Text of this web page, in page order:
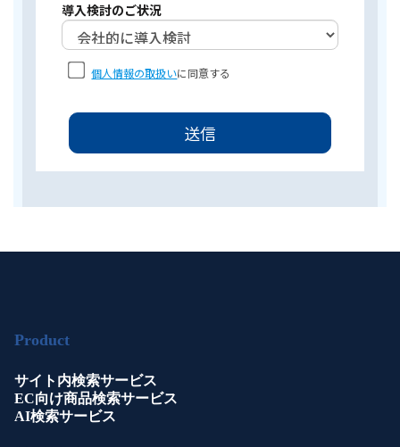
導入検討のご状況
個人情報の取扱いに同意する
Product
サイト内検索サービス
EC向け商品検索サービス
AI検索サービス